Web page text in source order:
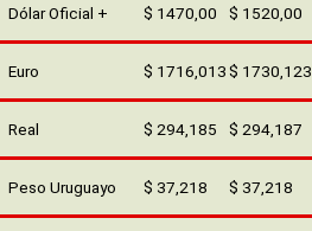
Dólar Oficial + $ 1470,00 $ 1520,00
Euro $ 1716,013$ 1730,123
Real $ 294,185 $ 294,187
Peso Uruguayo $ 37,218 $ 37,218